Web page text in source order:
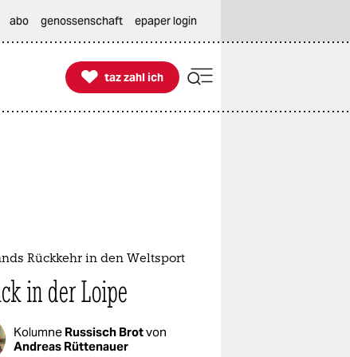
abo genossenschaft epaper login

taz zahl ich
taz zahl ich
Rückkehr in den Weltsport
in der Loipe
Kolumne Russisch Brotvon
Andreas Rüttenauer